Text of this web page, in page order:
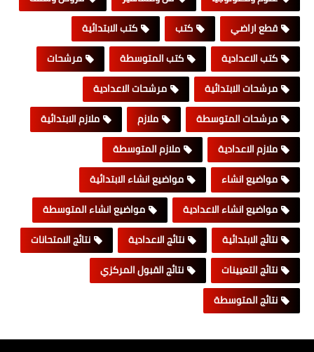
قطع اراضي
كتب
كتب الابتدائية
كتب الاعدادية
كتب المتوسطة
مرشحات
مرشحات الابتدائية
مرشحات الاعدادية
مرشحات المتوسطة
ملازم
ملازم الابتدائية
ملازم الاعدادية
ملازم المتوسطة
مواضيع انشاء
مواضيع انشاء الابتدائية
مواضيع انشاء الاعدادية
مواضيع انشاء المتوسطة
نتائج الابتدائية
نتائج الاعدادية
نتائج الامتحانات
نتائج التعيينات
نتائج القبول المركزي
نتائج المتوسطة